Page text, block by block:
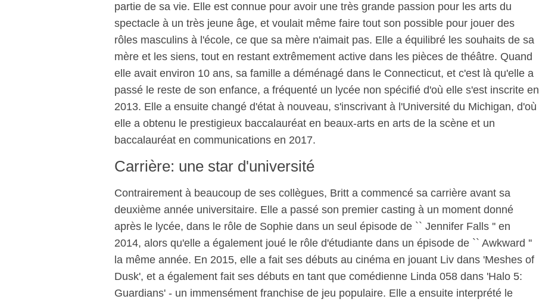
partie de sa vie. Elle est connue pour avoir une très grande passion pour les arts du
spectacle à un très jeune âge, et voulait même faire tout son possible pour jouer des
rôles masculins à l'école, ce que sa mère n'aimait pas. Elle a équilibré les souhaits de sa
mère et les siens, tout en restant extrêmement active dans les pièces de théâtre. Quand
elle avait environ 10 ans, sa famille a déménagé dans le Connecticut, et c'est là qu'elle a
passé le reste de son enfance, a fréquenté un lycée non spécifié d'où elle s'est inscrite en
2013. Elle a ensuite changé d'état à nouveau, s'inscrivant à l'Université du Michigan, d'où
elle a obtenu le prestigieux baccalauréat en beaux-arts en arts de la scène et un
baccalauréat en communications en 2017.
Carrière: une star d'université
Contrairement à beaucoup de ses collègues, Britt a commencé sa carrière avant sa
deuxième année universitaire. Elle a passé son premier casting à un moment donné
après le lycée, dans le rôle de Sophie dans un seul épisode de `` Jennifer Falls '' en
2014, alors qu'elle a également joué le rôle d'étudiante dans un épisode de `` Awkward ''
la même année. En 2015, elle a fait ses débuts au cinéma en jouant Liv dans 'Meshes of
Dusk', et a également fait ses débuts en tant que comédienne Linda 058 dans 'Halo 5:
Guardians' - un immensément franchise de jeu populaire. Elle a ensuite interprété le